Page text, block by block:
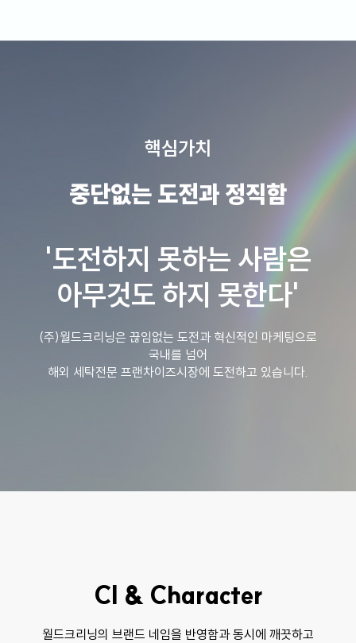
핵심가치
중단없는 도전과 정직함
'도전하지 못하는 사람은
아무것도 하지 못한다'
(주)월드크리닝은 끊임없는 도전과 혁신적인 마케팅으로
국내를 넘어
해외 세탁전문 프랜차이즈시장에 도전하고 있습니다.
CI & Character
월드크리닝의 브랜드 네임을 반영함과 동시에 깨끗하고